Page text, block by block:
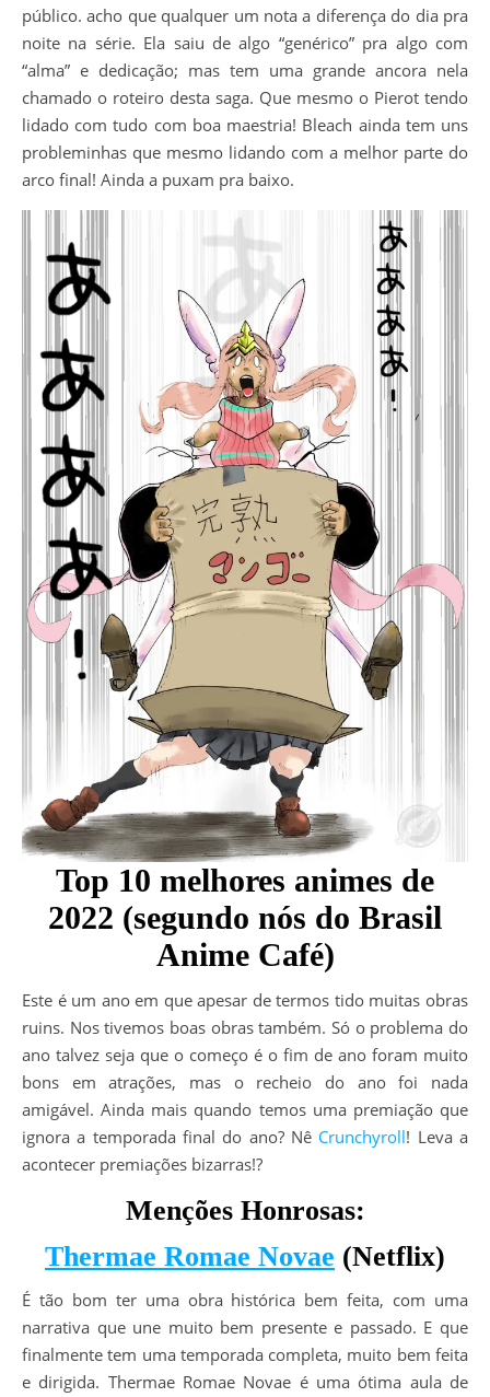
público. acho que qualquer um nota a diferença do dia pra
noite na série. Ela saiu de algo “genérico” pra algo com
“alma” e dedicação; mas tem uma grande ancora nela
chamado o roteiro desta saga. Que mesmo o Pierot tendo
lidado com tudo com boa maestria! Bleach ainda tem uns
probleminhas que mesmo lidando com a melhor parte do
arco final! Ainda a puxam pra baixo.
Top 10 melhores animes de
2022 (segundo nós do Brasil
Anime Café)
Este é um ano em que apesar de termos tido muitas obras
ruins. Nos tivemos boas obras também. Só o problema do
ano talvez seja que o começo é o fim de ano foram muito
bons em atrações, mas o recheio do ano foi nada
amigável. Ainda mais quando temos uma premiação que
ignora a temporada final do ano? Nê Crunchyroll! Leva a
acontecer premiações bizarras!?
Menções Honrosas:
Thermae Romae Novae (Netflix)
É tão bom ter uma obra histórica bem feita, com uma
narrativa que une muito bem presente e passado. E que
finalmente tem uma temporada completa, muito bem feita
e dirigida. Thermae Romae Novae é uma ótima aula de